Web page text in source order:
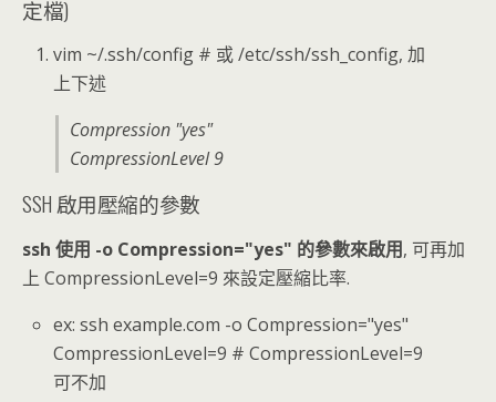
定檔)
vim ~/.ssh/config # 或 /etc/ssh/ssh_config, 加
上下述
Compression "yes"
CompressionLevel 9
SSH 啟用壓縮的參數
ssh 使用 -o Compression="yes" 的參數來啟用, 可再加
上 CompressionLevel=9 來設定壓縮比率.
ex: ssh example.com -o Compression="yes"
CompressionLevel=9 # CompressionLevel=9
可不加